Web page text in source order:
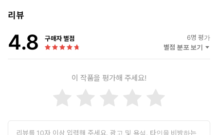
는 온순해 보일 수 있지만, 내면에는 집단의 강요에 대한 은밀한 저
이 책은 단순히 이향인을 위한 변명이 아니다. 오히려 집단주의에 피
로감을 느끼는 이들에게 건네는 또 하나의 언어다. 함께하기를 강요
하는 세상에서 조용히 나만의 삶을 꾸려가는 법. 연결이 기준이 된
대한 자책 대신 '다른 방식으로 나답게 살아도 된다'라는 자신에 대한
이해로 나아가게 하는 언어다. 이 책은 그 가능성을 진지하게, 그리
고 따뜻하게 제안한다.
리뷰
4.8 구매자 별점 6명 평가
별점 분포 보기
이 작품을 평가해 주세요!